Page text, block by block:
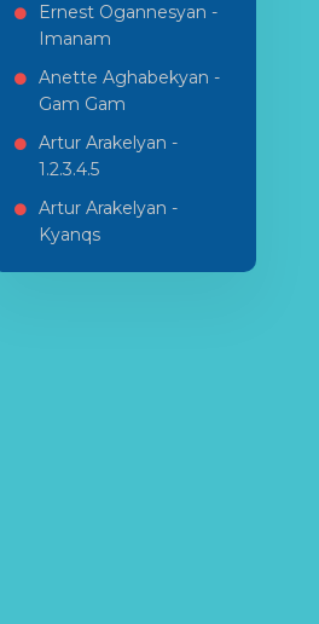
Ernest Ogannesyan -
Imanam
Anette Aghabekyan -
Gam Gam
Artur Arakelyan -
1.2.3.4.5
Artur Arakelyan -
Kyanqs